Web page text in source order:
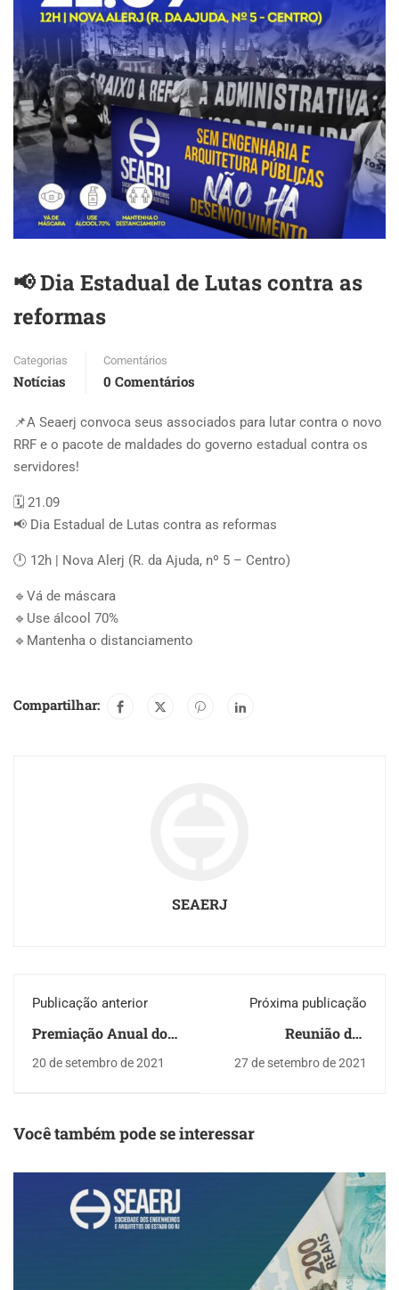
📢 Dia Estadual de Lutas contra as
reformas
Categorias
Notícias
Comentários
0 Comentários
📌A Seaerj convoca seus associados para lutar contra o novo
RRF e o pacote de maldades do governo estadual contra os
servidores!
🗓️ 21.09
📢 Dia Estadual de Lutas contra as reformas
🕛 12h | Nova Alerj (R. da Ajuda, nº 5 – Centro)
🔹Vá de máscara
🔹Use álcool 70%
🔹Mantenha o distanciamento
Compartilhar:
SEAERJ
Publicação anterior
Premiação Anual do
Arquitetas e
20 de setembro de 2021
Próxima publicação
Reunião das
27 de setembro de 2021
Você também pode se interessar